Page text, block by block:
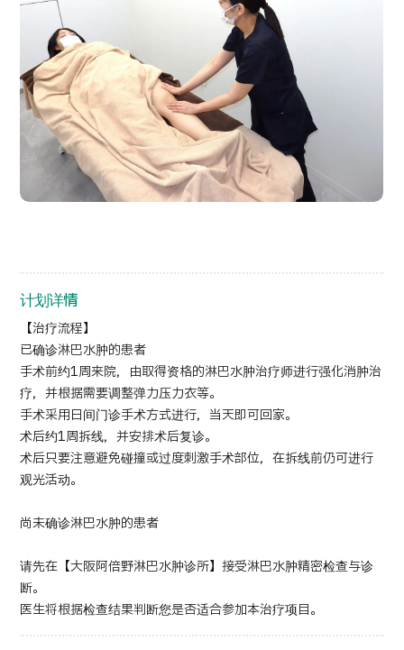
内容精选
新闻
面向医疗机构
JTB治理
日语 英语 汉语 越南语
联系我们
计划详情
【治疗流程】
已确诊淋巴水肿的患者
手术前约1周来院，由取得资格的淋巴水肿治疗师进行强化消肿治
疗，并根据需要调整弹力压力衣等。
手术采用日间门诊手术方式进行，当天即可回家。
术后约1周拆线，并安排术后复诊。
术后只要注意避免碰撞或过度刺激手术部位，在拆线前仍可进行
观光活动。
尚未确诊淋巴水肿的患者
请先在【大阪阿倍野淋巴水肿诊所】接受淋巴水肿精密检查与诊
断。
医生将根据检查结果判断您是否适合参加本治疗项目。